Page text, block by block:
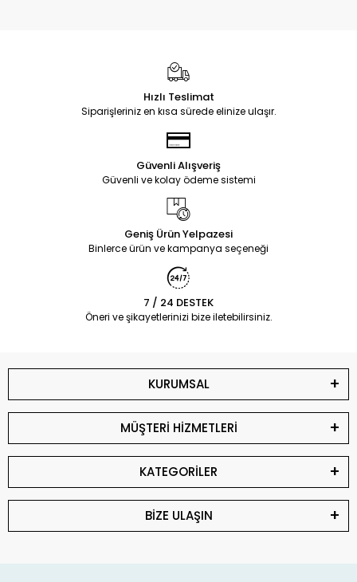
Hızlı Teslimat
Siparişleriniz en kısa sürede elinize ulaşır.
Güvenli Alışveriş
Güvenli ve kolay ödeme sistemi
Geniş Ürün Yelpazesi
Binlerce ürün ve kampanya seçeneği
7 / 24 DESTEK
Öneri ve şikayetlerinizi bize iletebilirsiniz.
KURUMSAL
MÜŞTERİ HİZMETLERİ
KATEGORİLER
BİZE ULAŞIN